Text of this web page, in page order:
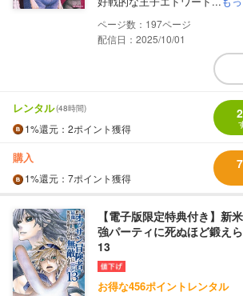
197
配信日：2025/10/01
レンタル(48時間)
1%還元 ：2ポイント獲得
購入
1%還元 ：7ポイント獲得
【電子版限定特典付き】新
強パーティに死ぬほど鍛え
13
お得な456ポイントレンタル